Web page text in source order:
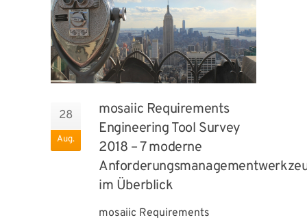
28
Aug.
mosaiic Requirements
Engineering Tool Survey
2018 – 7 moderne
im Überblick
mosaiic Requirements